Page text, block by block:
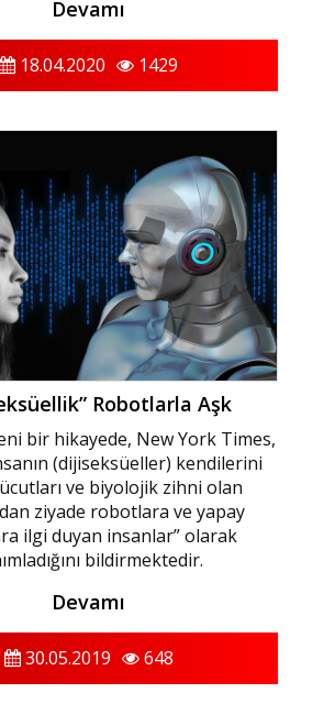
Devamı
18.04.2020 1429
Robotlarla Aşk
bir hikayede, New York Times,
(dijiseksüeller) kendilerini
ve biyolojik zihni olan
ziyade robotlara ve yapay
ilgi duyan insanlar” olarak
bildirmektedir.
Devamı
30.05.2019 648